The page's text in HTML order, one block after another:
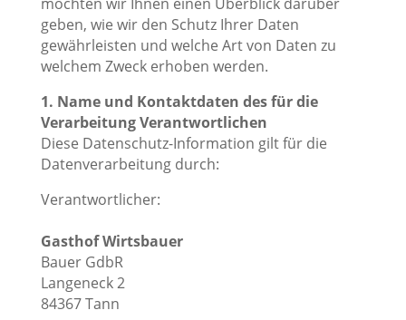
geben, wie wir den Schutz Ihrer Daten
gewährleisten und welche Art von Daten zu
welchem Zweck erhoben werden.
1. Name und Kontaktdaten des für die
Verarbeitung Verantwortlichen
Diese Datenschutz-Information gilt für die
Datenverarbeitung durch:
Verantwortlicher:
Gasthof Wirtsbauer
Bauer GdbR
Langeneck 2
84367 Tann